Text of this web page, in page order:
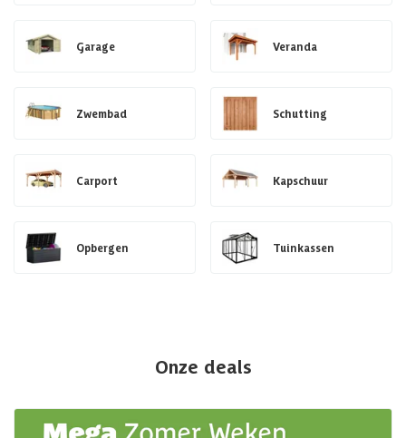
Garage Veranda
Zwembad Schutting
Carport Kapschuur
Opbergen Tuinkassen
Onze deals